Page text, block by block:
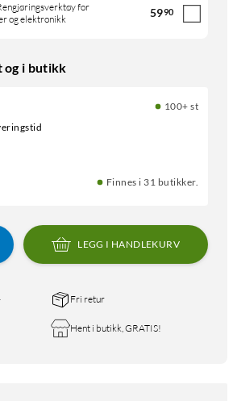
for
og elektronikk
5990
og i butikk
100+ st
Finnes i 31 butikker.
LEGG I HANDLEKURV
Fri retur
Hent i butikk, GRATIS!